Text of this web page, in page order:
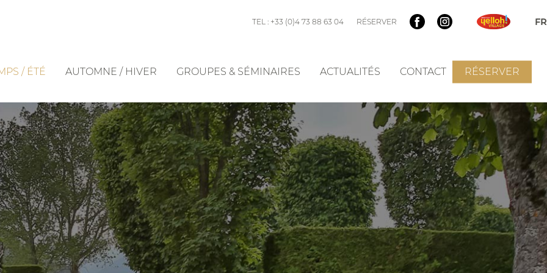
TEL : +33 (0)4 73 88 63 04 RÉSERVER
/ ÉTÉ AUTOMNE / HIVER GROUPES & SÉMINAIRES ACTUALITÉS CONTACT RÉSERVER